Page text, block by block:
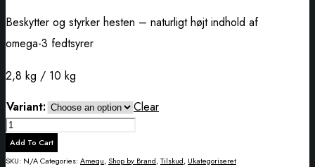
Beskytter og styrker hesten – naturligt højt indhold af
omega-3 fedtsyrer
2,8 kg / 10 kg
Variant:
Clear
Amequ
Chia
quantity
Add To Cart
SKU: N/ACategories:Amequ,Shop by Brand,Tilskud, Ukategoriseret